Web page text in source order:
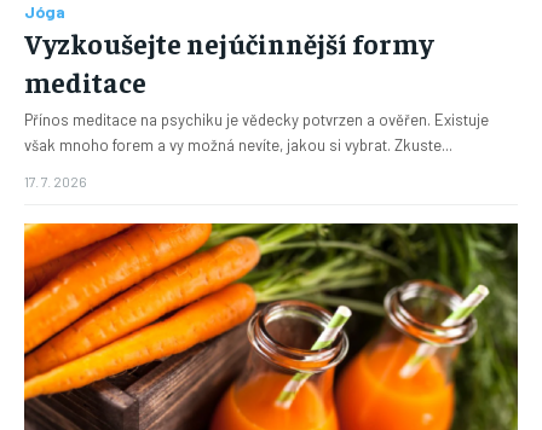
Jóga
Vyzkoušejte nejúčinnější formy
meditace
Přínos meditace na psychiku je vědecky potvrzen a ověřen. Existuje
však mnoho forem a vy možná nevíte, jakou si vybrat. Zkuste...
17. 7. 2026